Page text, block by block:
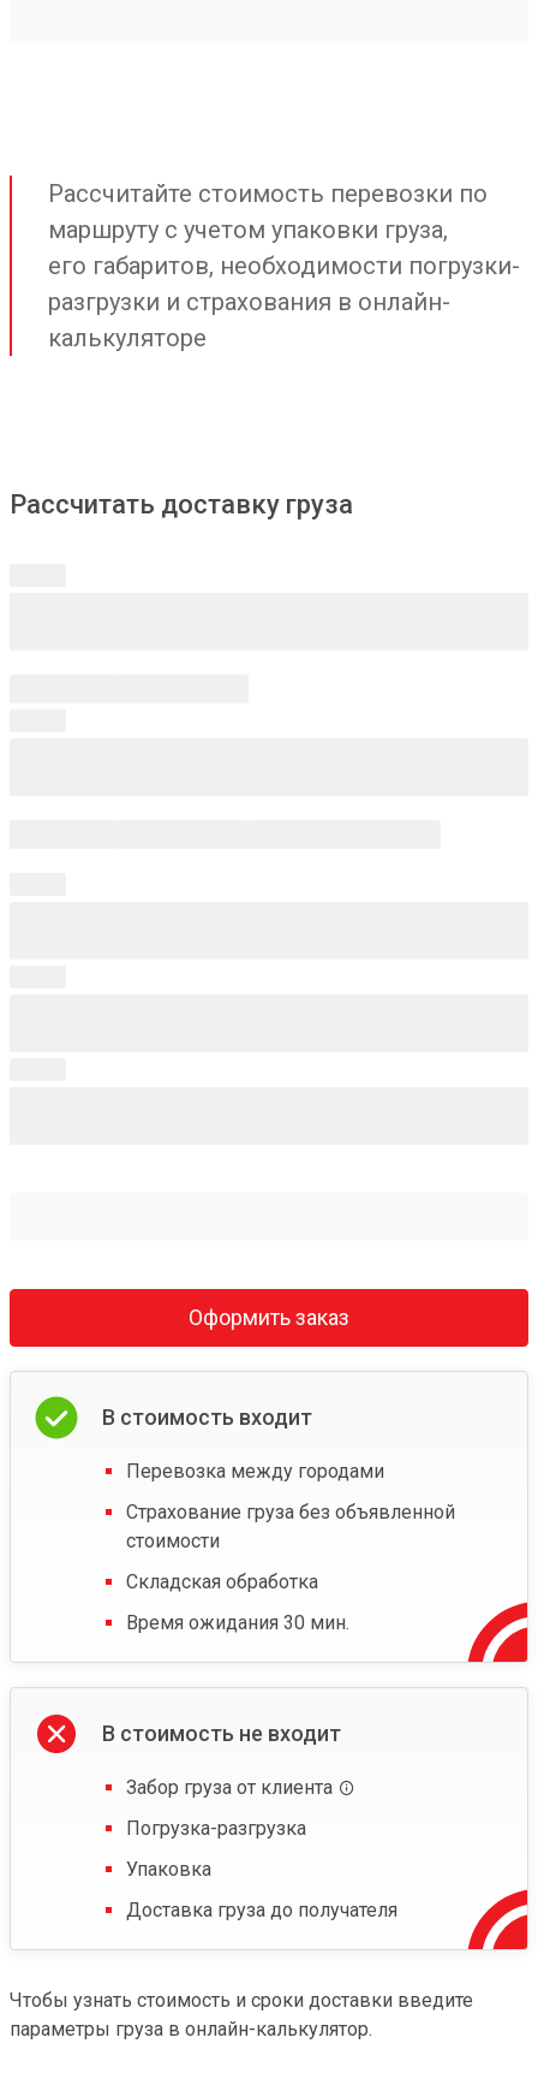
Рассчитайте стоимость перевозки по
маршруту с учетом упаковки груза,
его габаритов, необходимости погрузки-
разгрузки и страхования в онлайн-
калькуляторе
Рассчитать доставку груза
Оформить заказ
В стоимость входит
Перевозка между городами
Страхование груза без объявленной
стоимости
Складская обработка
Время ожидания 30 мин.
В стоимость не входит
Забор груза от клиента
Погрузка-разгрузка
Упаковка
Доставка груза до получателя
Чтобы узнать стоимость и сроки доставки введите
параметры груза в онлайн-калькулятор.